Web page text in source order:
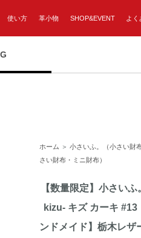
使い方 革小物 SHOP&EVENT よく
ホーム ＞ 小さいふ。（小さい財
さい財布・ミニ財布）
【数量限定】小さい
kizu- キズ カーキ
ンドメイド】栃木レザ